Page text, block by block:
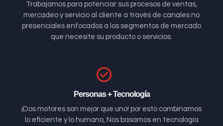
Trabajamos para potenciar sus procesos de ventas,
mercadeo y servicio al cliente a través de canales no
presenciales enfocados a los segmentos de mercado
que necesite su producto o servicios.
Personas + Tecnología
¡Dos motores son mejor que uno! por esto combinamos
lo eficiente y lo humano, Nos basamos en tecnología